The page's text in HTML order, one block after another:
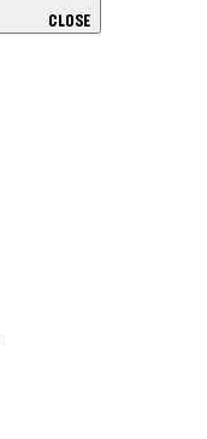
CLOSE